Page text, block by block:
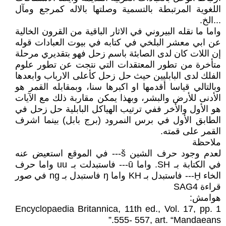
اللغوية المرتبطة بالتسمية وصلتها بالاله كمرجع ومآل
...الخ.
واما ما نقله البيروني في الاثار الباقية من القرون الخالية
عن ابي معشر البلخي في كتابه في بيوت العبادات قوله
إن اللات كان لدى الصابئة باسم زحل فهو بتقديري مرحلة
متأخرة من تطور المعتقدات التي نتجت عن تطور علوم
الفلك لدى البابليين حيث حل زحل كأعلى الارباب وابعدها
وبالتالي قياسا أقدمها او اكبرها سنا، وبمقابله القمر هو
الأدنى للأرض والبشر، وبهذا يمكن مقاربة ذلك مع الآيات
هو الأول والأخر ففي ترتيب الهياكل البابلية حل زحل في
الطابق الأول في برس النمرود (برج بابل) بينما اشرف
القمر على قمته.
ملاحظة
لعدم وجود حرف الشين š--- في الموقع استعيض عنه
في الكتابة بـ SH. واما ū--- فاستبدلت بـ uu واما حرف
الخاء Ḫ--- فاستبدل بـ KH واما ŋ فاستبدل بـ ng في صور
قراءة SAG4
هوامش:
1 Encyclopaedia Britannica, 11th ed., Vol. 17, pp.
555- 557, art. “Mandaeans.”